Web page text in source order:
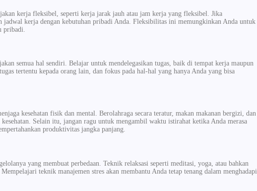
kerja fleksibel, seperti kerja jarak jauh atau jam kerja yang fleksibel. Jika
kerja dengan kebutuhan pribadi Anda. Fleksibilitas ini memungkinkan Anda untuk
pribadi.
semua hal sendiri. Belajar untuk mendelegasikan tugas, baik di tempat kerja maupun
tertentu kepada orang lain, dan fokus pada hal-hal yang hanya Anda yang bisa
kesehatan fisik dan mental. Berolahraga secara teratur, makan makanan bergizi, dan
Selain itu, jangan ragu untuk mengambil waktu istirahat ketika Anda merasa
produktivitas jangka panjang.
yang membuat perbedaan. Teknik relaksasi seperti meditasi, yoga, atau bahkan
teknik manajemen stres akan membantu Anda tetap tenang dalam menghadapi